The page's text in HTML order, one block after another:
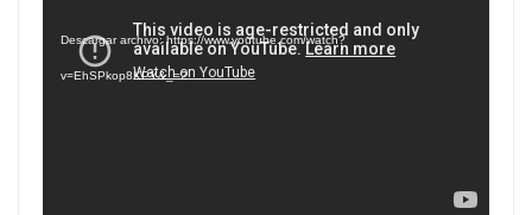
vídeo
Descargar archivo: https://www.youtube.com/watch?
v=EhSPkop8KPY&_=2